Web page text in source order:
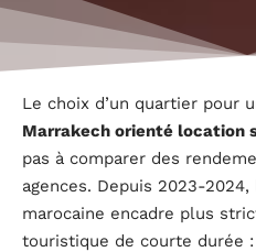
Le choix d’un quartier pour
Marrakech orienté location
pas à comparer des
agences. Depuis 2023-
marocaine encadre plus
touristique de courte durée